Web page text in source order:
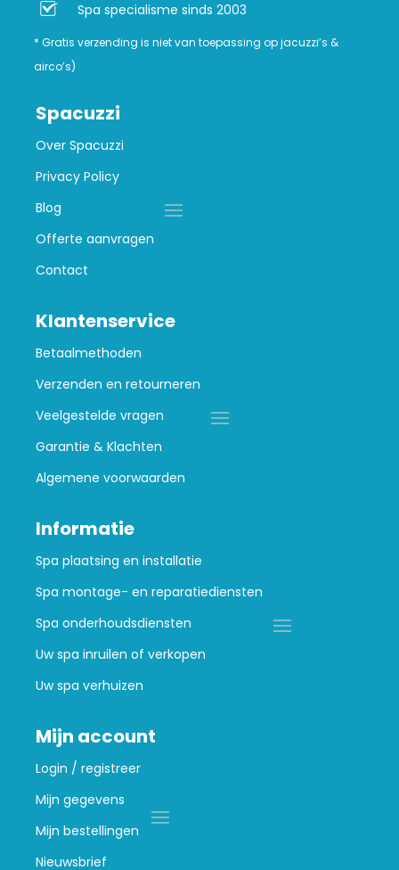
Spa specialisme sinds 2003
* Gratis verzending is niet van toepassing op jacuzzi’s &
airco’s)
Spacuzzi
Over Spacuzzi
Privacy Policy
Blog
Offerte aanvragen
Contact
Klantenservice
Betaalmethoden
Verzenden en retourneren
Veelgestelde vragen
Garantie & Klachten
Algemene voorwaarden
Informatie
Spa plaatsing en installatie
Spa montage- en reparatiediensten
Spa onderhoudsdiensten
Uw spa inruilen of verkopen
Uw spa verhuizen
Mijn account
Login / registreer
Mijn gegevens
Mijn bestellingen
Nieuwsbrief